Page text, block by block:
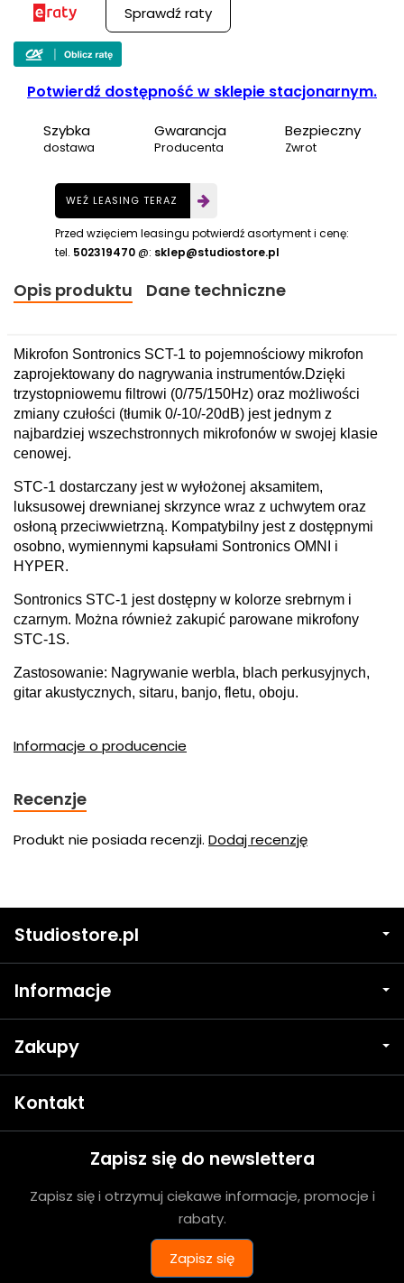
Sprawdź raty
Potwierdź dostępność w sklepie stacjonarnym.
Szybka
dostawa
Gwarancja
Producenta
Bezpieczny
Zwrot
WEŹ LEASING TERAZ
Przed wzięciem leasingu potwierdź asortyment i cenę:
tel. 502319470 @: sklep@studiostore.pl
Opis produktu Dane techniczne
Mikrofon Sontronics SCT-1 to pojemnościowy mikrofon
zaprojektowany do nagrywania instrumentów.Dzięki
trzystopniowemu filtrowi (0/75/150Hz) oraz możliwości
zmiany czułości (tłumik 0/-10/-20dB) jest jednym z
najbardziej wszechstronnych mikrofonów w swojej klasie
cenowej.
STC-1 dostarczany jest w wyłożonej aksamitem,
luksusowej drewnianej skrzynce wraz z uchwytem oraz
osłoną przeciwwietrzną. Kompatybilny jest z dostępnymi
osobno, wymiennymi kapsułami Sontronics OMNI i
HYPER.
Sontronics STC-1 jest dostępny w kolorze srebrnym i
czarnym. Można również zakupić parowane mikrofony
STC-1S.
Zastosowanie: Nagrywanie werbla, blach perkusyjnych,
gitar akustycznych, sitaru, banjo, fletu, oboju.
Informacje o producencie
Recenzje
Produkt nie posiada recenzji. Dodaj recenzję
Studiostore.pl
Informacje
Zakupy
Kontakt
Zapisz się do newslettera
Zapisz się i otrzymuj ciekawe informacje, promocje i
rabaty.
Zapisz się